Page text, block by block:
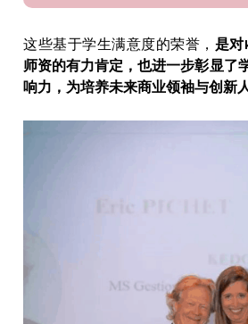
这些基于学生满意度的荣誉， 是对
师资的有力肯定，也进一步彰显了
响力，为培养未来商业领袖与创新